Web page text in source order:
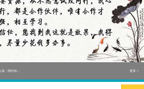
营销技巧... 更多 >
处理项目网... 更多 >
做，国内知... 更多 >